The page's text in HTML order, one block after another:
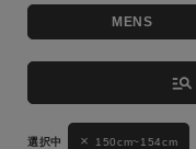
キーワード
性別
MENS
manage_search
150cm~154cm